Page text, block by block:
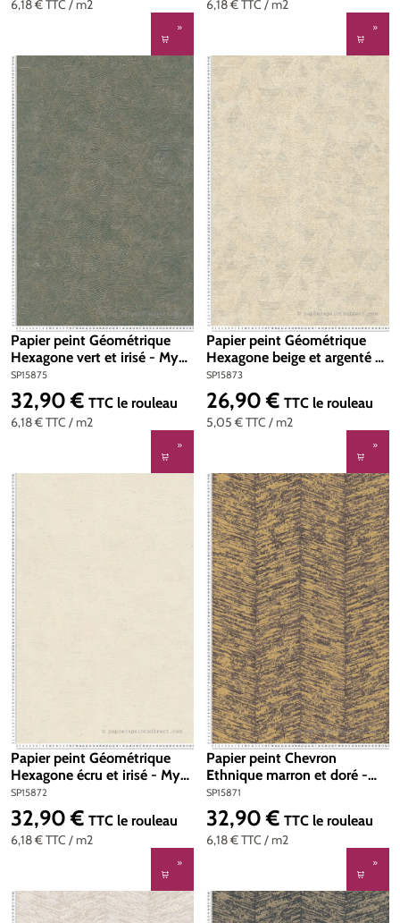
6,18 €TTC / m2 6,18 €TTC / m2
Papier peint Géométrique
Hexagone vert et irisé - My
Home My Spa d'A.S. Création
| Réf. SP15875
SP15875
6,18 €TTC / m2
Prix régulier :
32,90 € TTC le rouleau
Papier peint Géométrique
Hexagone beige et argenté -
My Home My Spa d'A.S.
Création | Réf. SP15873
SP15873
5,05 €TTC / m2
Prix régulier :
26,90 € TTC le rouleau
Papier peint Géométrique
Hexagone écru et irisé - My
Home My Spa d'A.S. Création
| Réf. SP15872
SP15872
6,18 €TTC / m2
Prix régulier :
32,90 € TTC le rouleau
Papier peint Chevron
Ethnique marron et doré -
My Home My Spa d'A.S.
Création | Réf. SP15871
SP15871
6,18 €TTC / m2
Prix régulier :
32,90 € TTC le rouleau